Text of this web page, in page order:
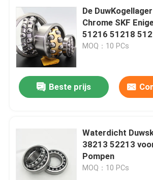
De
Chrome SKF
51216 51218
MOQ：10 PCs
Beste prijs
Waterdicht
38213 52213
Pompen
MOQ：10 PCs